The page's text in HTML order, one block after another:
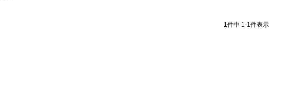
1件中 1-1件表示